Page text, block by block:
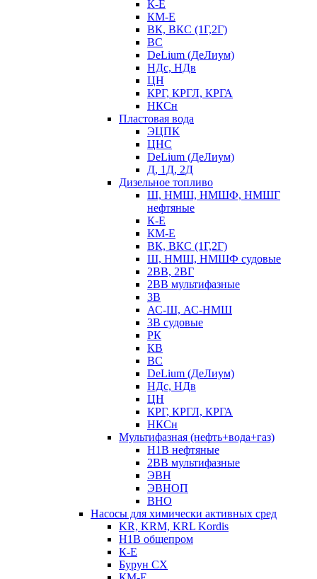
К-Е
КМ-Е
ВК, ВКС (1Г,2Г)
ВС
DeLium (ДеЛиум)
НДс, НДв
ЦН
КРГ, КРГЛ, КРГА
НКСн
Пластовая вода
ЭЦПК
ЦНС
DeLium (ДеЛиум)
Д, 1Д, 2Д
Дизельное топливо
Ш, НМШ, НМШФ, НМШГ
нефтяные
К-Е
КМ-Е
ВК, ВКС (1Г,2Г)
Ш, НМШ, НМШФ судовые
2ВВ, 2ВГ
2ВВ мультифазные
3В
АС-Ш, АС-НМШ
3В судовые
РК
КВ
ВС
DeLium (ДеЛиум)
НДс, НДв
ЦН
КРГ, КРГЛ, КРГА
НКСн
Мультифазная (нефть+вода+газ)
Н1В нефтяные
2ВВ мультифазные
ЭВН
ЭВНОП
ВНО
Насосы для химически активных сред
KR, KRM, KRL Kordis
Н1В общепром
К-Е
Бурун СХ